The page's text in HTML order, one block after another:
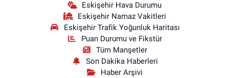
Eskişehir Hava Durumu
Eskişehir Namaz Vakitleri
Eskişehir Trafik Yoğunluk Haritası
Puan Durumu ve Fikstür
Tüm Manşetler
Son Dakika Haberleri
Haber Arşivi